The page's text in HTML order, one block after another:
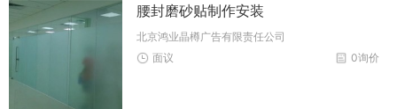
腰封磨砂贴制作安装
北京鸿业晶樽广告有限责任公司
0询价
面议